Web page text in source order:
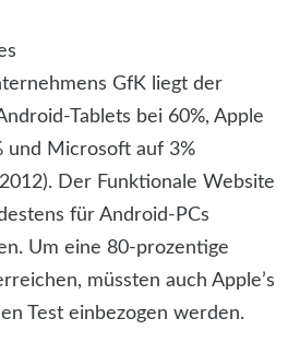
GfK liegt der
Tablets bei 60%, Apple
und Microsoft auf 3%
Der Funktionale Website
für Android-PCs
Um eine 80-prozentige
müssten auch Apple’s
Test einbezogen werden.